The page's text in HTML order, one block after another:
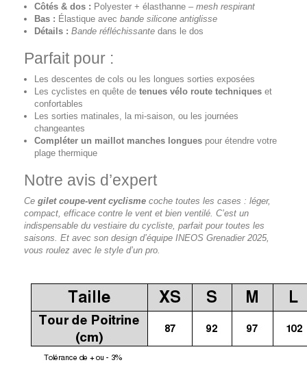
Côtés & dos : Polyester + élasthanne – mesh respirant
Bas : Élastique avec bande silicone antiglisse
Détails : Bande réfléchissante dans le dos
Parfait pour :
Les descentes de cols ou les longues sorties exposées
Les cyclistes en quête de tenues vélo route techniques et
confortables
Les sorties matinales, la mi-saison, ou les journées
changeantes
Compléter un maillot manches longues pour étendre votre
plage thermique
Notre avis d’expert
Ce gilet coupe-vent cyclisme coche toutes les cases : léger,
compact, efficace contre le vent et bien ventilé. C’est un
indispensable du vestiaire du cycliste, parfait pour toutes les
saisons. Et avec son design d’équipe INEOS Grenadier 2025,
vous roulez avec le style d’un pro.